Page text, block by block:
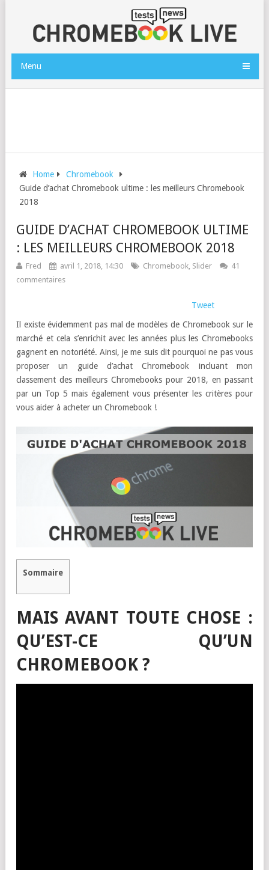
Menu
Home
Chromebook
Guide d’achat Chromebook ultime : les meilleurs Chromebook
2018
GUIDE D’ACHAT CHROMEBOOK ULTIME
: LES MEILLEURS CHROMEBOOK 2018
Fred avril 1, 2018, 14:30 Chromebook, Slider
41
commentaires
Tweet
Il existe évidemment pas mal de modèles de Chromebook sur le
marché et cela s’enrichit avec les années plus les Chromebooks
gagnent en notoriété. Ainsi, je me suis dit pourquoi ne pas vous
proposer un guide d’achat Chromebook incluant mon
classement des meilleurs Chromebooks pour 2018, en passant
par un Top 5 mais également vous présenter les critères pour
vous aider à acheter un Chromebook !
Sommaire
MAIS AVANT TOUTE CHOSE :
QU’EST-CE QU’UN
CHROMEBOOK ?